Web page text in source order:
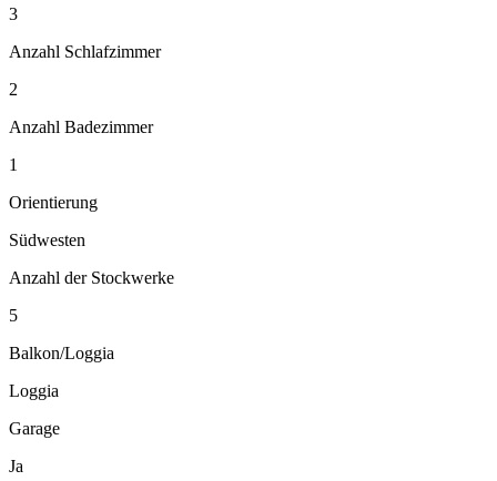
3
Anzahl Schlafzimmer
2
Anzahl Badezimmer
1
Orientierung
Südwesten
Anzahl der Stockwerke
5
Balkon/Loggia
Loggia
Garage
Ja